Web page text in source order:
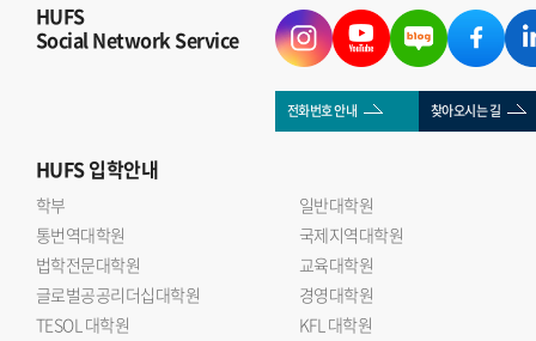
HUFS
Social Network Service
전화번호 안내 찾아오시는 길
HUFS입학안내
학부
일반대학원
통번역대학원
국제지역대학원
법학전문대학원
교육대학원
글로벌공공리더십대학원
경영대학원
TESOL 대학원
KFL 대학원